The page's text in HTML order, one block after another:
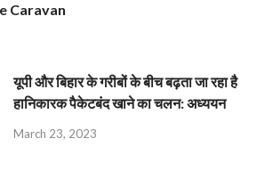
Caravan
यूपी और बिहार के गरीबों के बीच बढ़ता जा रहा है
हानिकारक पैकेटबंद खाने का चलन: अध्ययन
March 23, 2023